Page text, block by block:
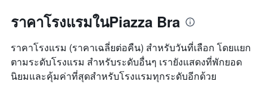
ราคาโรงแรมในPiazza Bra
ราคาโรงแรม (ราคาเฉลี่ยต่อคืน) สำหรับวันที่เลือก โดยแยก
ตามระดับโรงแรม สำหรับระดับอื่นๆ เรายังแสดงที่พักยอด
นิยมและคุ้มค่าที่สุดสำหรับโรงแรมทุกระดับอีกด้วย